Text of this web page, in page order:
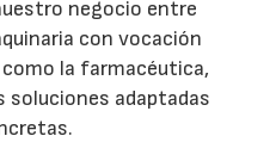
negocio entre
con vocación
la farmacéutica,
soluciones adaptadas